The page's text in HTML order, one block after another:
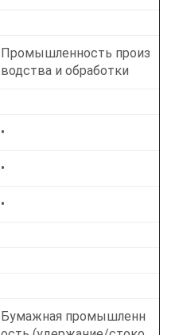
Промышленность произ
водства и обработки
•
•
•
Бумажная промышленн